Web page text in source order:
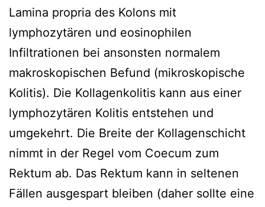
Lamina propria des Kolons mit
lymphozytären und eosinophilen
Infiltrationen bei ansonsten normalem
makroskopischen Befund (mikroskopische
Kolitis). Die Kollagenkolitis kann aus einer
lymphozytären Kolitis entstehen und
umgekehrt. Die Breite der Kollagenschicht
nimmt in der Regel vom Coecum zum
Rektum ab. Das Rektum kann in seltenen
Fällen ausgespart bleiben (daher sollte eine